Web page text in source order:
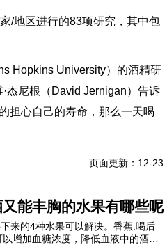
/地区进行的83项研究，其中包
Hopkins University）的酒精研
杰尼根（David Jernigan）告诉
担心自己的寿命，那么一天喝
页面更新：12-23
又能丰胸的水果有哪些呢
来的4种水果可以解决。香蕉:喝后
增加血糖浓度，降低血液中的酒精